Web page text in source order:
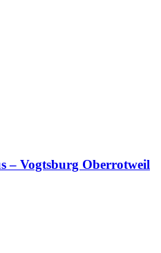
– Vogtsburg Oberrotweil